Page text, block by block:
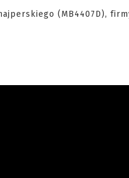
(MB4407D),